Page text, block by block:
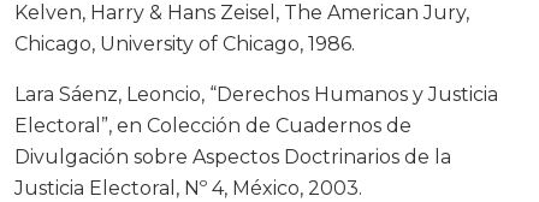
Kelven, Harry & Hans Zeisel, The American Jury,
Chicago, University of Chicago, 1986.
Lara Sáenz, Leoncio, “Derechos Humanos y Justicia
Electoral”, en Colección de Cuadernos de
Divulgación sobre Aspectos Doctrinarios de la
Justicia Electoral, Nº 4, México, 2003.